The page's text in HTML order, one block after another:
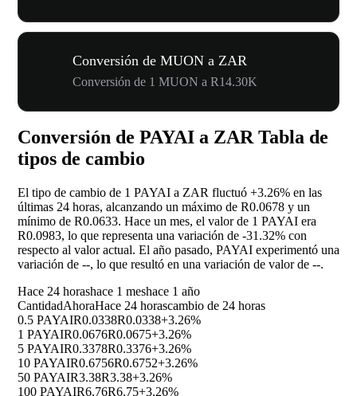
Conversión de MUON a ZAR
Conversión de 1 MUON a R14.30K
Conversión de PAYAI a ZAR Tabla de
tipos de cambio
El tipo de cambio de 1 PAYAI a ZAR fluctuó +3.26% en las
últimas 24 horas, alcanzando un máximo de R0.0678 y un
mínimo de R0.0633. Hace un mes, el valor de 1 PAYAI era
R0.0983, lo que representa una variación de -31.32% con
respecto al valor actual. El año pasado, PAYAI experimentó una
variación de --, lo que resultó en una variación de valor de --.
Hace 24 horashace 1 meshace 1 año
CantidadAhoraHace 24 horascambio de 24 horas
0.5 PAYAIR0.0338R0.0338+3.26%
1 PAYAIR0.0676R0.0675+3.26%
5 PAYAIR0.3378R0.3376+3.26%
10 PAYAIR0.6756R0.6752+3.26%
50 PAYAIR3.38R3.38+3.26%
100 PAYAIR6.76R6.75+3.26%